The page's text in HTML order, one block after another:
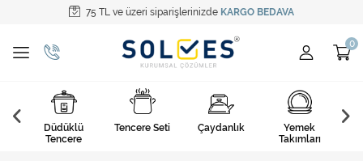
75 TL ve üzeri siparişlerinizde KARGO BEDAVA
Tüm Kategoriler
Pişirme Gereçleri
Yemek Takımları
Kahvaltı Takımları
Düdüklü
Tencere
Tencere Seti Çaydanlık
Yemek
Takımları